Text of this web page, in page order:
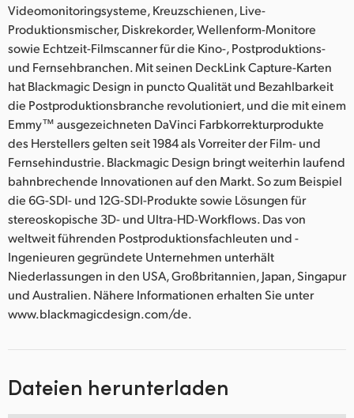
Videomonitoringsysteme, Kreuzschienen, Live-
Produktionsmischer, Diskrekorder, Wellenform-Monitore
sowie Echtzeit-Filmscanner für die Kino-, Postproduktions-
und Fernsehbranchen. Mit seinen DeckLink Capture-Karten
hat Blackmagic Design in puncto Qualität und Bezahlbarkeit
die Postproduktionsbranche revolutioniert, und die mit einem
Emmy™ ausgezeichneten DaVinci Farbkorrekturprodukte
des Herstellers gelten seit 1984 als Vorreiter der Film- und
Fernsehindustrie. Blackmagic Design bringt weiterhin laufend
bahnbrechende Innovationen auf den Markt. So zum Beispiel
die 6G-SDI- und 12G-SDI-Produkte sowie Lösungen für
stereoskopische 3D- und Ultra-HD-Workflows. Das von
weltweit führenden Postproduktionsfachleuten und -
Ingenieuren gegründete Unternehmen unterhält
Niederlassungen in den USA, Großbritannien, Japan, Singapur
und Australien. Nähere Informationen erhalten Sie unter
www.blackmagicdesign.com/de.
Dateien herunterladen